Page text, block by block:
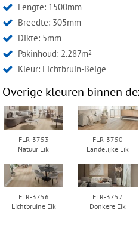
Lengte: 1500mm
Breedte: 305mm
Dikte: 5mm
Pakinhoud: 2.287m2
Kleur: Lichtbruin-Beige
Overige kleuren binnen
FLR-3753
Natuur Eik
FLR-3750
Landelijke Eik
FLR-3756
Lichtbruine Eik
FLR-3757
Donkere Eik